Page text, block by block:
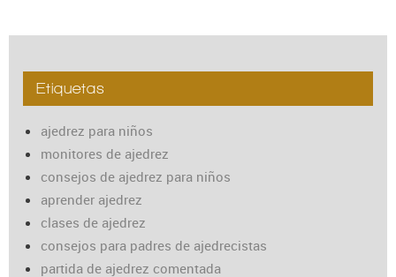
Etiquetas
ajedrez para niños
monitores de ajedrez
consejos de ajedrez para niños
aprender ajedrez
clases de ajedrez
consejos para padres de ajedrecistas
partida de ajedrez comentada